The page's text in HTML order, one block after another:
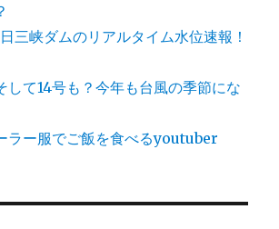
三峡ダムのリアルタイム水位速報！
して14号も？今年も台風の季節にな
ラー服でご飯を食べるyoutuber